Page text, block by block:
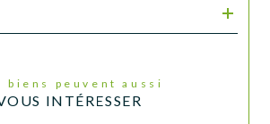
biens peuvent aussi
INTÉRESSER